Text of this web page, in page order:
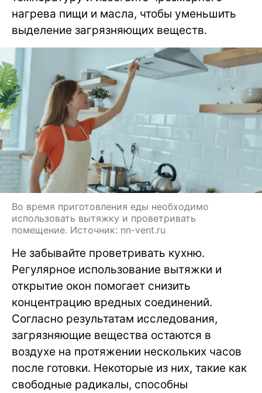
нагрева пищи и масла, чтобы уменьшить
выделение загрязняющих веществ.
Во время приготовления еды необходимо
использовать вытяжку и проветривать
помещение. Источник: nn-vent.ru
Не забывайте проветривать кухню.
Регулярное использование вытяжки и
открытие окон помогает снизить
концентрацию вредных соединений.
Согласно результатам исследования,
загрязняющие вещества остаются в
воздухе на протяжении нескольких часов
после готовки. Некоторые из них, такие как
свободные радикалы, способны